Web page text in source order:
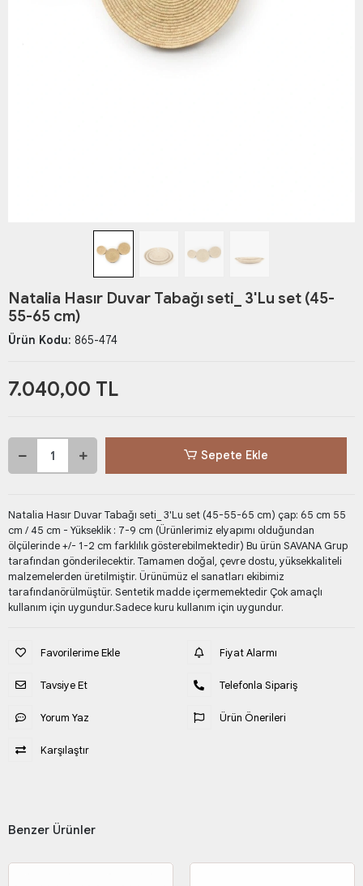
Natalia Hasır Duvar Tabağı seti_ 3'Lu set (45-
55-65 cm)
Ürün Kodu: 865-474
7.040,00 TL
Sepete Ekle
Natalia Hasır Duvar Tabağı seti_ 3'Lu set (45-55-65 cm) çap: 65 cm 55
cm / 45 cm - Yükseklik : 7-9 cm (Ürünlerimiz elyapımı olduğundan
ölçülerinde +/- 1-2 cm farklılık gösterebilmektedir) Bu ürün SAVANA Grup
tarafından gönderilecektir. Tamamen doğal, çevre dostu, yüksekkaliteli
malzemelerden üretilmiştir. Ürünümüz el sanatları ekibimiz
tarafındanörülmüştür. Sentetik madde içermemektedir Çok amaçlı
kullanım için uygundur.Sadece kuru kullanım için uygundur.
Favorilerime Ekle
Tavsiye Et
Yorum Yaz
Karşılaştır
Fiyat Alarmı
Telefonla Sipariş
Ürün Önerileri
Benzer Ürünler